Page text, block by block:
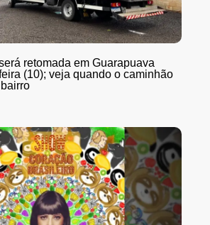
retomada em Guarapuava
(10); veja quando o caminhão